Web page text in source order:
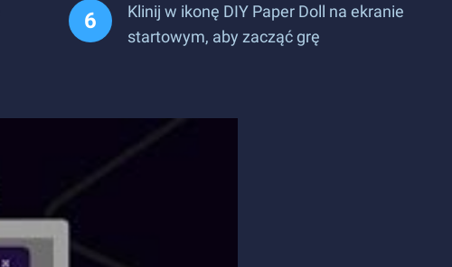
Klinij w ikonę DIY Paper Doll na ekranie
startowym, aby zacząć grę